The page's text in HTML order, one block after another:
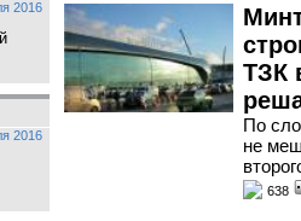
2016
2016
ТЗК
По
не
638